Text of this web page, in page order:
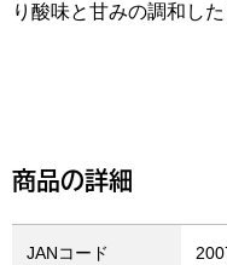
り酸味と甘みの調和し
商品の詳細
JANコード